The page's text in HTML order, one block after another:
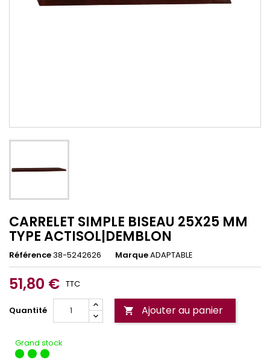
CARRELET SIMPLE BISEAU 25X25 MM
TYPE ACTISOL|DEMBLON
Référence38-5242626 MarqueADAPTABLE
51,80 € TTC
Quantité  Ajouter au panier
Grand stock